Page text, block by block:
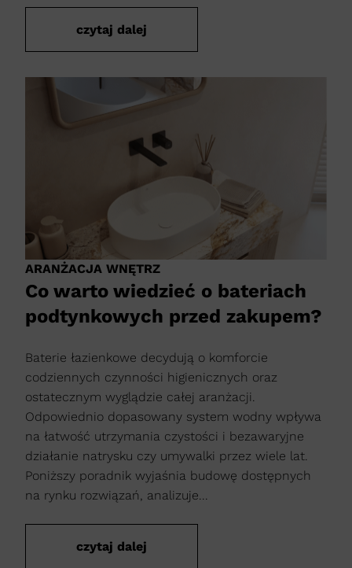
czytaj dalej
ARANŻACJA WNĘTRZ
Co warto wiedzieć o bateriach
podtynkowych przed zakupem?
Baterie łazienkowe decydują o komforcie
codziennych czynności higienicznych oraz
ostatecznym wyglądzie całej aranżacji.
Odpowiednio dopasowany system wodny wpływa
na łatwość utrzymania czystości i bezawaryjne
działanie natrysku czy umywalki przez wiele lat.
Poniższy poradnik wyjaśnia budowę dostępnych
na rynku rozwiązań, analizuje...
czytaj dalej